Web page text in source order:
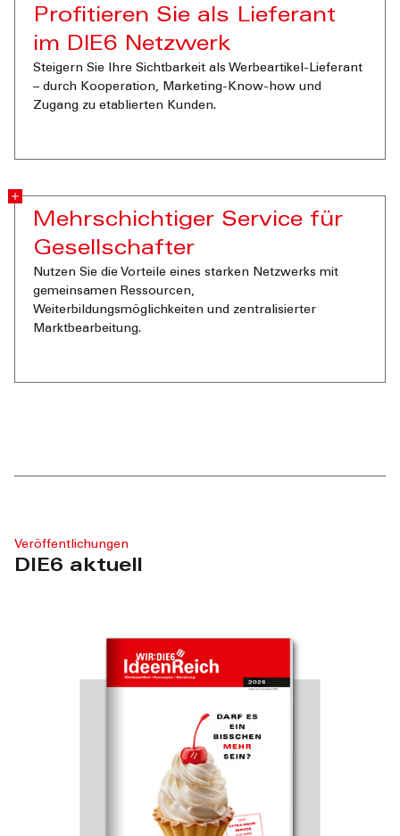
Profitieren Sie als Lieferant
im DIE6 Netzwerk
Steigern Sie Ihre Sichtbarkeit als Werbeartikel-Lieferant
– durch Kooperation, Marketing-Know-how und
Zugang zu etablierten Kunden.
Mehrschichtiger Service für
Gesellschafter
Nutzen Sie die Vorteile eines starken Netzwerks mit
gemeinsamen Ressourcen,
Weiterbildungsmöglichkeiten und zentralisierter
Marktbearbeitung.
Veröffentlichungen
DIE6 aktuell